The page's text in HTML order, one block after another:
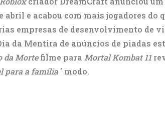
abril e acabou com mais jogadores do
empresas de desenvolvimento de
da Mentira de anúncios de piadas
da Mortefilme para Mortal Kombat 11
para a família ' modo.